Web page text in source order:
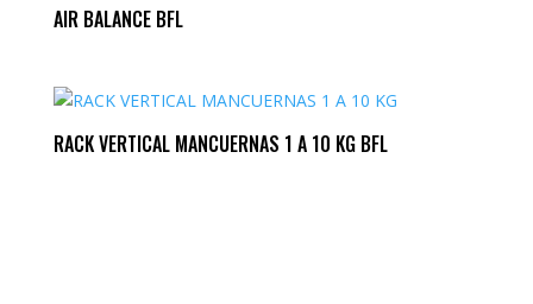
AIR BALANCE BFL
RACK VERTICAL MANCUERNAS 1 A 10 KG BFL